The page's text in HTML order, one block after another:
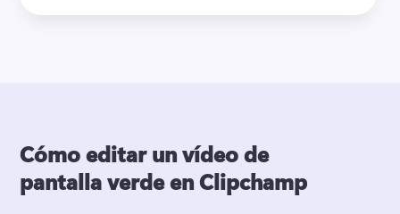
Cómo editar un vídeo de
pantalla verde en Clipchamp